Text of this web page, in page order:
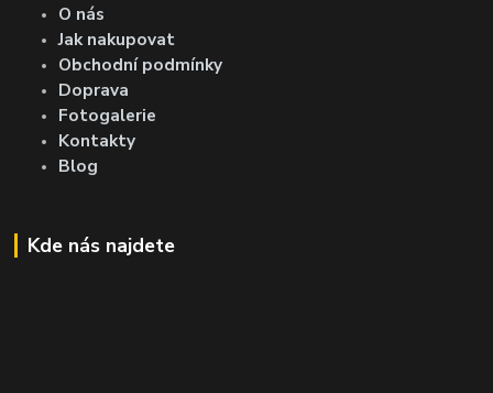
O nás
Jak nakupovat
Obchodní podmínky
Doprava
Fotogalerie
Kontakty
Blog
Kde nás najdete